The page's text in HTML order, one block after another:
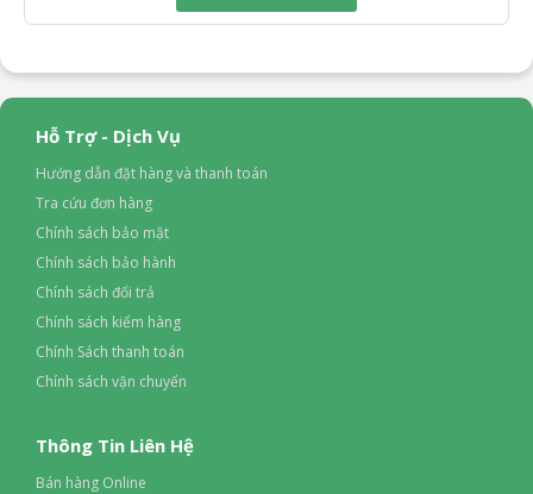
Hỗ Trợ - Dịch Vụ
Hướng dẫn đặt hàng và thanh toán
Tra cứu đơn hàng
Chính sách bảo mật
Chính sách bảo hành
Chính sách đổi trả
Chính sách kiểm hàng
Chính Sách thanh toán
Chính sách vận chuyển
Thông Tin Liên Hệ
Bán hàng Online